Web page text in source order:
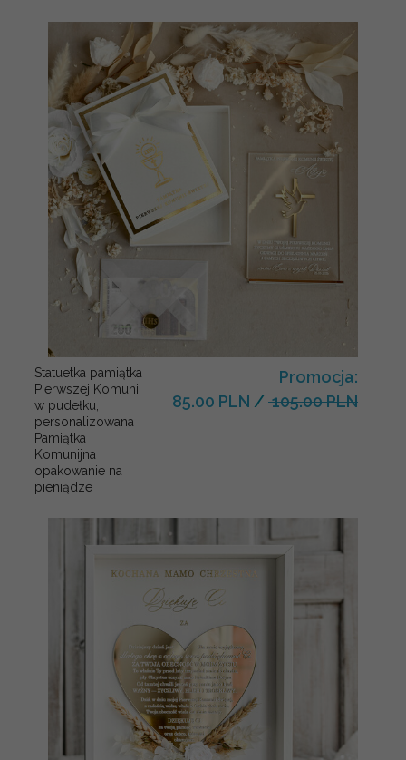
Statuetka pamiątka
Pierwszej Komunii
w pudełku,
personalizowana
Pamiątka
Komunijna
opakowanie na
pieniądze
Promocja:
85.00 PLN / 105.00 PLN